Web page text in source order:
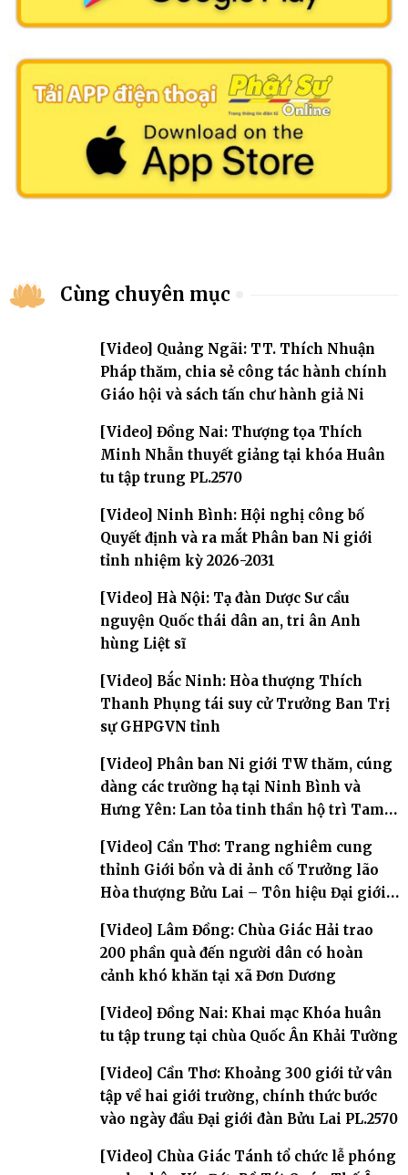
Cùng chuyên mục
[Video] Quảng Ngãi: TT. Thích Nhuận
Pháp thăm, chia sẻ công tác hành chính
Giáo hội và sách tấn chư hành giả Ni
[Video] Đồng Nai: Thượng tọa Thích
Minh Nhẫn thuyết giảng tại khóa Huân
tu tập trung PL.2570
[Video] Ninh Bình: Hội nghị công bố
Quyết định và ra mắt Phân ban Ni giới
tỉnh nhiệm kỳ 2026-2031
[Video] Hà Nội: Tạ đàn Dược Sư cầu
nguyện Quốc thái dân an, tri ân Anh
hùng Liệt sĩ
[Video] Bắc Ninh: Hòa thượng Thích
Thanh Phụng tái suy cử Trưởng Ban Trị
sự GHPGVN tỉnh
[Video] Phân ban Ni giới TW thăm, cúng
dàng các trường hạ tại Ninh Bình và
Hưng Yên: Lan tỏa tinh thần hộ trì Tam
[Video] Cần Thơ: Trang nghiêm cung
thỉnh Giới bổn và di ảnh cố Trưởng lão
Hòa thượng Bửu Lai – Tôn hiệu Đại giới
[Video] Lâm Đồng: Chùa Giác Hải trao
200 phần quà đến người dân có hoàn
cảnh khó khăn tại xã Đơn Dương
[Video] Đồng Nai: Khai mạc Khóa huân
tu tập trung tại chùa Quốc Ân Khải Tường
[Video] Cần Thơ: Khoảng 300 giới tử vân
tập về hai giới trường, chính thức bước
vào ngày đầu Đại giới đàn Bửu Lai PL.2570
[Video] Chùa Giác Tánh tổ chức lễ phóng